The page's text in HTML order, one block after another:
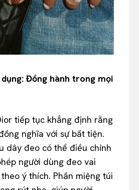
Đồng hành trong mọi
tiếp tục khẳng định rằng
nghĩa với sự bất tiện.
dây đeo có thể điều chỉnh
người dùng đeo vai
ý thích. Phần miệng túi